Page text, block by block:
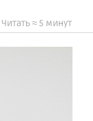
Читать ≈ 5 минут